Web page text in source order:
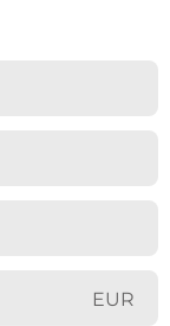
EUR